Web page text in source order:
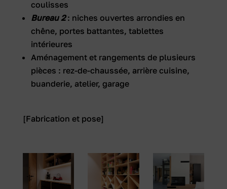
coulisses
Bureau 2 : niches ouvertes arrondies en
chêne, portes battantes, tablettes
intérieures
Aménagement et rangements de plusieurs
pièces : rez-de-chaussée, arrière cuisine,
buanderie, atelier, garage
[Fabrication et pose]